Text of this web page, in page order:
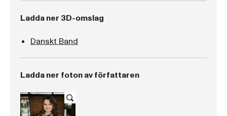
Ladda ner 3D-omslag
Danskt Band
Ladda ner foton av författaren